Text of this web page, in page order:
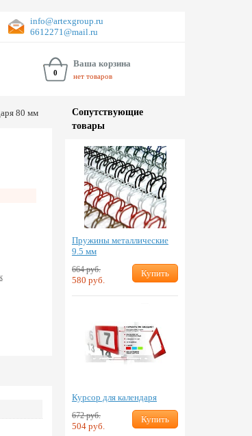
info@artexgroup.ru
6612271@mail.ru
0
Ваша корзина
нет товаров
80 мм
Сопут­ствую­щие
товары
Пружины металлические
9.5 мм
664 руб.
580 руб.
Купить
Курсор для календаря
672 руб.
504 руб.
Купить